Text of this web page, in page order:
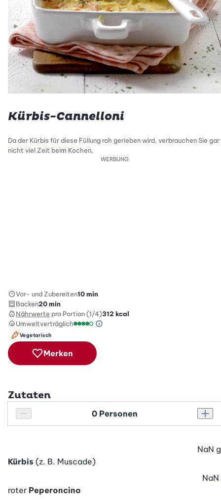
Kürbis-Cannelloni
Da der Kürbis für diese Füllung roh gerieben wird, verbrauchen Sie gar
nicht viel Zeit beim Kochen.
WERBUNG
Vor- und Zubereiten10 min
Backen20 min
Nährwerte pro Portion (1/4)312 kcal
Umweltverträglich
Green Betty Skala Info
Vegetarisch
Merken
Zutaten
Personenanzahl verringern
Personenanzahl
Kürbis (z. B. Muscade)
NaN g
roter Peperoncino
NaN